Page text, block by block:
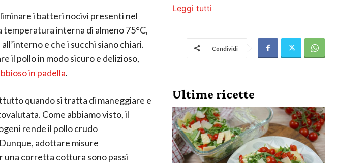
i batteri nocivi presenti nel
interna di almeno 75°C,
e che i succhi siano chiari.
il pollo in modo sicuro e delizioso,
in padella.
quando si tratta di maneggiare e
Come abbiamo visto, il
rende il pollo crudo
adottare misure
una corretta cottura sono passi
Leggi tutti
Condividi
Ultime ricette